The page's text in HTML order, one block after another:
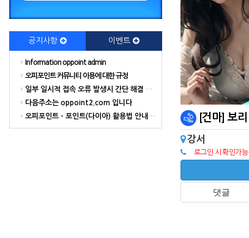
[건마] 보리
강서
로그인 시 확인가능
댓글
공지사항 이벤트
Information oppoint admin
오피포인트 커뮤니티 이용에 대한 규정
일부 일시적 접속 오류 발생시 간단 해결 방법
다음주소는 oppoint2.com 입니다
오피포인트 - 포인트(다이아) 활용법 안내 해드립니다.